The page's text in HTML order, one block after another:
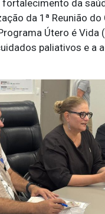
da
da 1ª Reunião do
Útero é Vida
paliativos e a